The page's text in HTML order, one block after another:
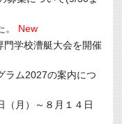
。 New
門学校漕艇大会を開催
ラム2027の案内につ
月）～８月１４日